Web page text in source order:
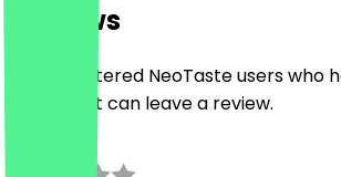
Reviews
Only registered NeoTaste users who
restaurant can leave a review.